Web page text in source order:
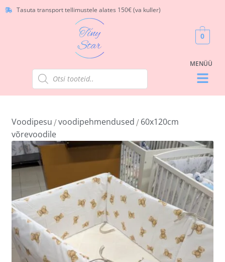
Tasuta transport tellimustele alates 150€ (va kuller)
0
Voodipesu /voodipehmendused / 60x120cm
võrevoodile